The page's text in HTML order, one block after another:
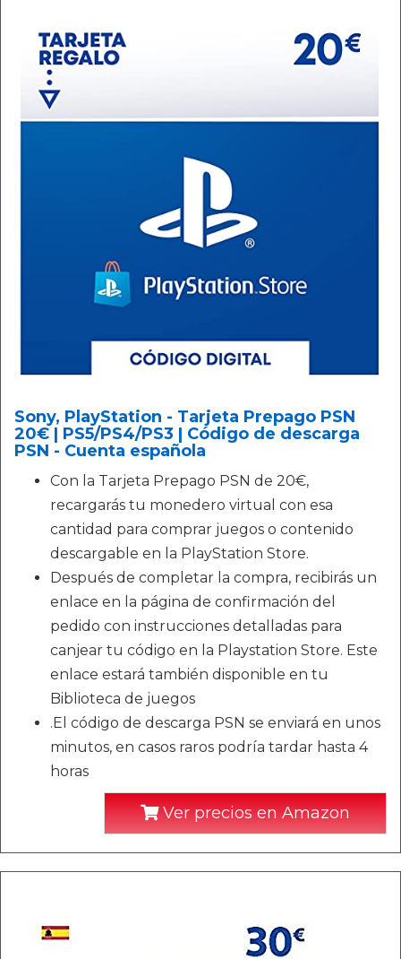
Sony, PlayStation - Tarjeta Prepago PSN
20€ | PS5/PS4/PS3 | Código de descarga
PSN - Cuenta española
Con la Tarjeta Prepago PSN de 20€,
recargarás tu monedero virtual con esa
cantidad para comprar juegos o contenido
descargable en la PlayStation Store.
Después de completar la compra, recibirás un
enlace en la página de confirmación del
pedido con instrucciones detalladas para
canjear tu código en la Playstation Store. Este
enlace estará también disponible en tu
Biblioteca de juegos
.El código de descarga PSN se enviará en unos
minutos, en casos raros podría tardar hasta 4
horas
Ver precios en Amazon